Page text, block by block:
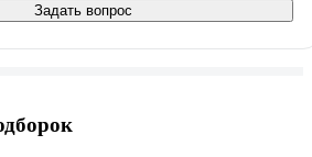
Задать вопрос